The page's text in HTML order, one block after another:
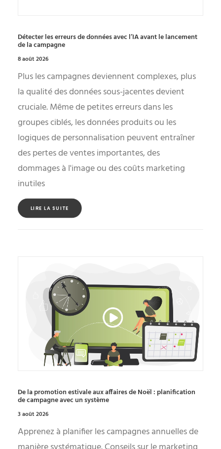
Détecter les erreurs de données avec l’IA avant le lancement
de la campagne
8 août 2026
Plus les campagnes deviennent complexes, plus
la qualité des données sous-jacentes devient
cruciale. Même de petites erreurs dans les
groupes ciblés, les données produits ou les
logiques de personnalisation peuvent entraîner
des pertes de ventes importantes, des
dommages à l'image ou des coûts marketing
inutiles
LIRE LA SUITE
De la promotion estivale aux affaires de Noël : planification
de campagne avec un système
3 août 2026
Apprenez à planifier les campagnes annuelles de